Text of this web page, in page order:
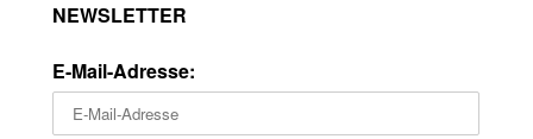
NEWSLETTER
E-Mail-Adresse: